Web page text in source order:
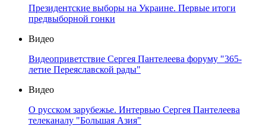
Президентские выборы на Украине. Первые итоги
предвыборной гонки
Видео
Видеоприветствие Сергея Пантелеева форуму "365-
летие Переяславской рады"
Видео
О русском зарубежье. Интервью Сергея Пантелеева
телеканалу "Большая Азия"